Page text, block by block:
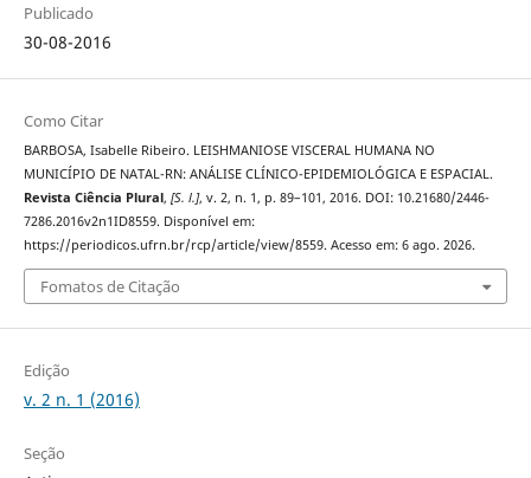
Publicado
30-08-2016
Como Citar
BARBOSA, Isabelle Ribeiro. LEISHMANIOSE VISCERAL HUMANA NO
MUNICÍPIO DE NATAL-RN: ANÁLISE CLÍNICO-EPIDEMIOLÓGICA E ESPACIAL.
Revista Ciência Plural, [S. l.], v. 2, n. 1, p. 89–101, 2016. DOI: 10.21680/2446-
7286.2016v2n1ID8559. Disponível em:
https://periodicos.ufrn.br/rcp/article/view/8559. Acesso em: 6 ago. 2026.
Fomatos de Citação
Edição
v. 2 n. 1 (2016)
Seção